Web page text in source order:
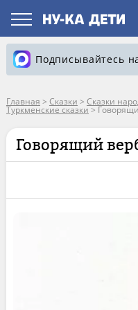
Подписывайтесь
Главная > Сказки > Сказки
Туркменские сказки>
Говорящий